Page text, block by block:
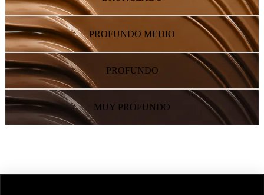
PROFUNDO MEDIO
PROFUNDO
MUY PROFUNDO